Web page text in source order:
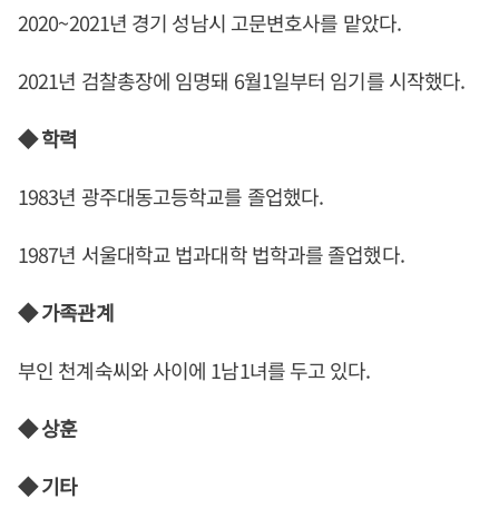
2020~2021년 경기 성남시 고문변호사를 맡았다.
2021년 검찰총장에 임명돼 6월1일부터 임기를 시작했다.
◆ 학력
1983년 광주대동고등학교를 졸업했다.
1987년 서울대학교 법과대학 법학과를 졸업했다.
◆ 가족관계
부인 천계숙씨와 사이에 1남1녀를 두고 있다.
◆ 상훈
◆ 기타